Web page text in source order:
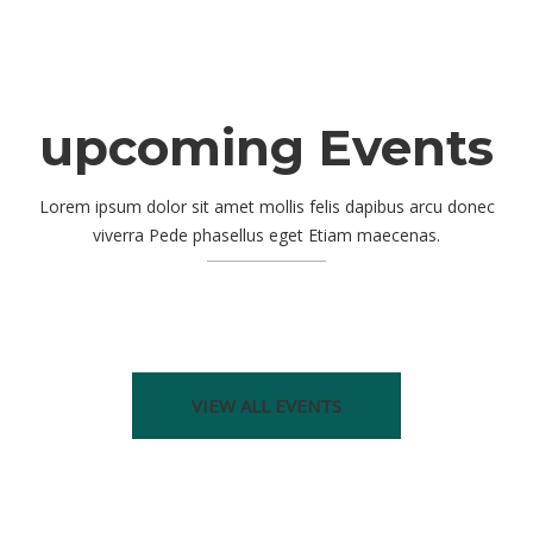
upcoming Events
Lorem ipsum dolor sit amet mollis felis dapibus arcu donec
viverra Pede phasellus eget Etiam maecenas.
VIEW ALL EVENTS